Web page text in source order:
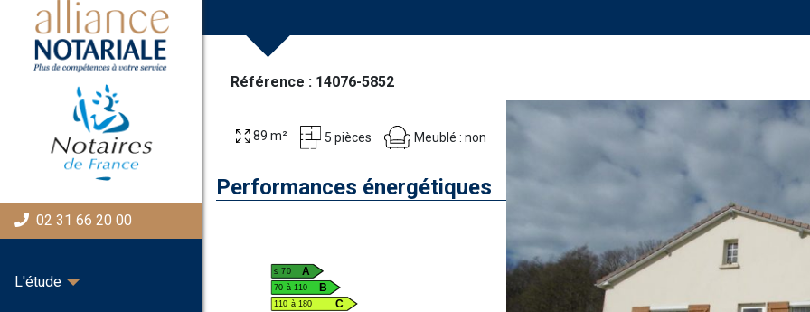
02 31 66 20 00
L'étude
Référence : 14076-5852
89 m² 5 pièces Meublé : non
Performances énergétiques
A
≤ 70
B
70 à 110
C
110 à 180